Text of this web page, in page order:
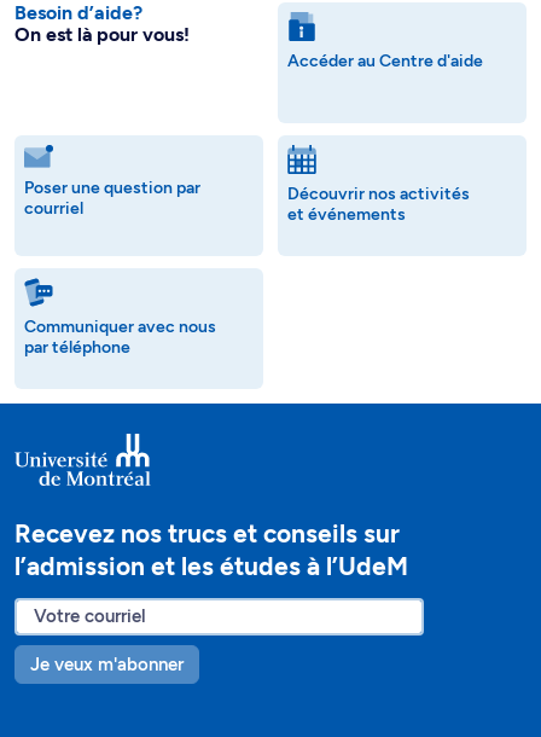
Besoin d’aide?
On est là pour vous!
Accéder au Centre d'aide
Poser une question par
courriel
Découvrir nos activités
et événements
Communiquer avec nous
par téléphone
Recevez nos trucs et conseils sur
l’admission et les études à l’UdeM
Je veux m'abonner